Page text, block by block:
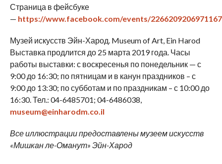
Страница в фейсбуке
— https://www.facebook.com/events/
Музей искусств Эйн-Харод. Museum of Art, Ein Harod
Выставка продлится до 25 марта 2019 года. Часы
работы выставки: с воскресенья по понедельник — с
9:00 до 16:30; по пятницам и в канун праздников – с
9:00 до 13:30; по субботам и по праздникам – с 10:00 до
16:30. Тел.: 04-6485701; 04-6486038,
museum@einharodm co il
Все иллюстрации предоставлены музеем искусств
«Мишкан ле-Оманут» Эйн-Харод